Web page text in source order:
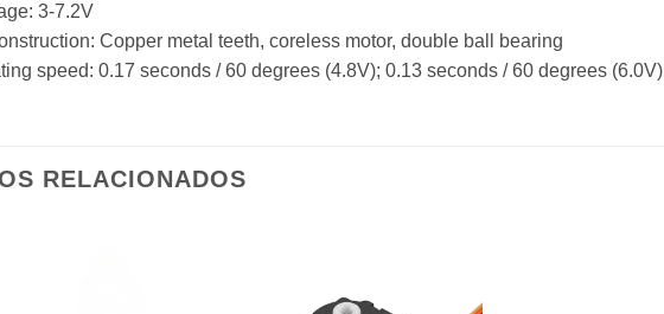
3-7.2V
Copper metal teeth, coreless motor, double ball bearing
speed: 0.17 seconds / 60 degrees (4.8V); 0.13 seconds / 60 degrees (6.0V)
RELACIONADOS